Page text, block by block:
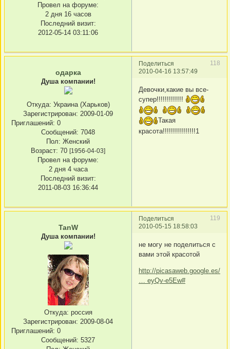
Провел на форуме:
2 дня 16 часов
Последний визит:
2012-05-14 03:11:06
Поделиться
118
2010-04-16 13:57:49
одарка
Душа компании!
Откуда: Украина (Харьков)
Зарегистрирован: 2009-01-09
Приглашений: 0
Сообщений: 7048
Пол: Женский
Возраст: 70 [1956-04-03]
Провел на форуме:
2 дня 4 часа
Последний визит:
2011-08-03 16:36:44
Девочки,какие вы все-
супер!!!!!!!!!!!!!
Такая
красота!!!!!!!!!!!!!!!!1
Поделиться
119
2010-05-15 18:58:03
TanW
Душа компании!
Откуда: россия
Зарегистрирован: 2009-08-04
Приглашений: 0
Сообщений: 5327
не могу не поделиться с
вами этой красотой
http://picasaweb.google.es/
… eyQv-e5Ew#